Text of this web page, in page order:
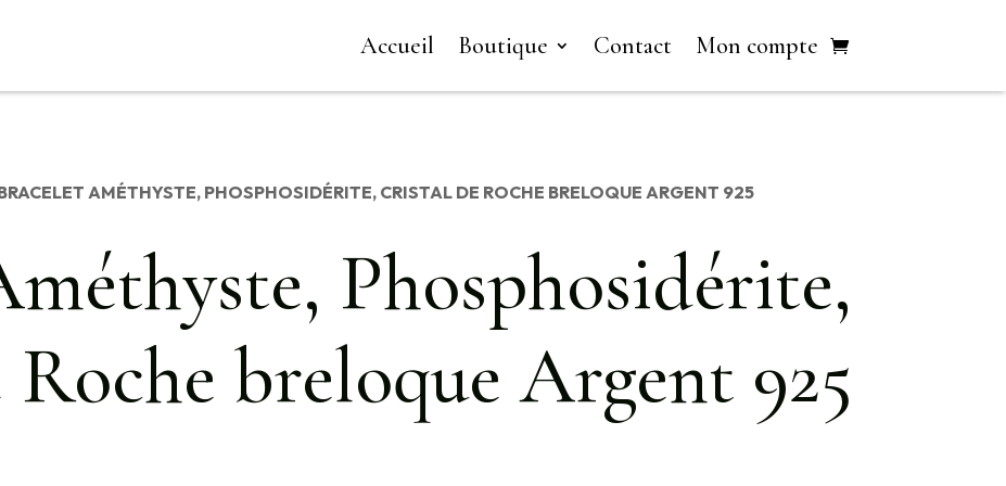
Accueil Boutique Contact Mon compte
AMÉTHYSTE, PHOSPHOSIDÉRITE, CRISTAL DE ROCHE BRELOQUE ARGENT 925
Phosphosidérite,
breloque Argent 925